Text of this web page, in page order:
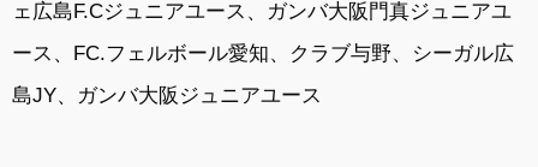
ェ広島F.Cジュニアユース、ガンバ大阪門真ジュニアユ
ース、FC.フェルボール愛知、クラブ与野、シーガル広
島JY、ガンバ大阪ジュニアユース